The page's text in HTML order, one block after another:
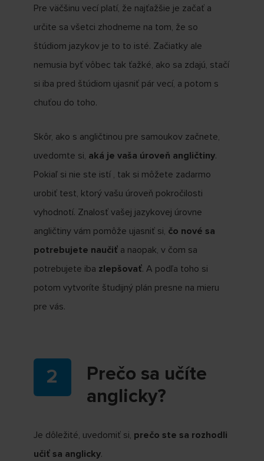
Pre väčšinu vecí platí, že najťažšie je začať a
určite sa všetci zhodneme na tom, že so
štúdiom jazykov je to to isté. Začiatky ale
nemusia byť vôbec tak ťažké, ako sa zdajú, stačí
si iba pred štúdiom ujasniť pár vecí, a potom s
chuťou do toho.
Skôr, ako s angličtinou pre samoukov začnete,
uvedomte si, aká je vaša úroveň angličtiny.
Pokiaľ si nie ste istí , tak si môžete zadarmo
urobiť test, ktorý vašu úroveň pokročilosti
vyhodnotí. Znalosť vašej jazykovej úrovne
angličtiny vám pomôže ujasniť si, čo nové sa
potrebujete naučiťa naopak, v čom sa
potrebujete iba zlepšovať. A podľa toho si
potom vytvoríte študijný plán presne na mieru
pre vás.
Prečo sa učíte
anglicky?
Je dôležité, uvedomiť si, prečo ste sa rozhodli
učiť sa anglicky.